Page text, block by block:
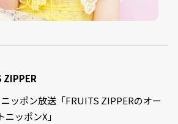
ZIPPER
ニッポン放送「FRUITS ZIPPERのオー
ニッポンX」